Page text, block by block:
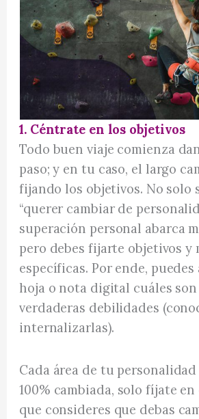
1. Céntrate en los objetivos
Todo buen viaje comienza
paso; y en tu caso, el largo
fijando los objetivos. No solo
“querer cambiar de
superación personal abarca
pero debes fijarte objetivos y
específicas. Por ende,
hoja o nota digital cuáles
verdaderas debilidades
internalizarlas).
Cada área de tu
100% cambiada, solo fíjate
que consideres que debas